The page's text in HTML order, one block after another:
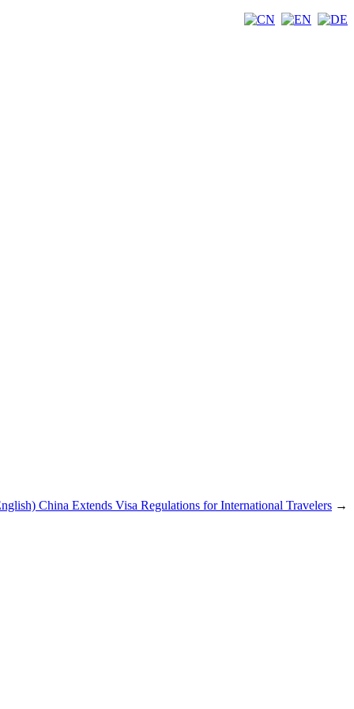
China Extends Visa Regulations for International Travelers →